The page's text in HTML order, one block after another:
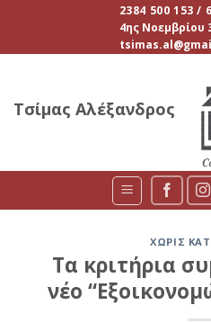
content
2384 500 153 /
4ης Νοεμβρίου
Τσίμας Αλέξανδρος
ΧΩΡΊΣ
Τα κριτήρια
νέο